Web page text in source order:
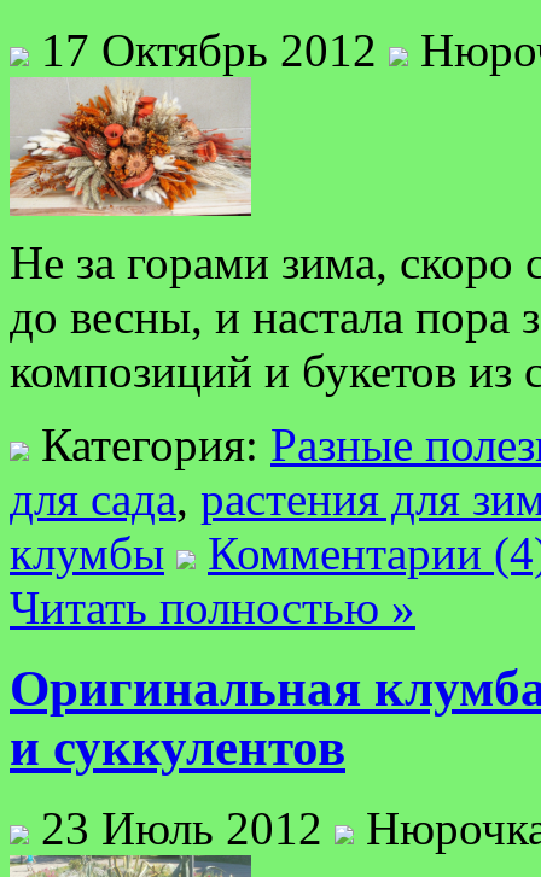
17 Октябрь 2012
Не за горами зима, скоро
до весны, и настала пора
композиций и букетов из
Категория: Разные
для сада, растения для
клумбы
Комментарии
Читать полностью »
Оригинальная
и суккулентов
23 Июль 2012